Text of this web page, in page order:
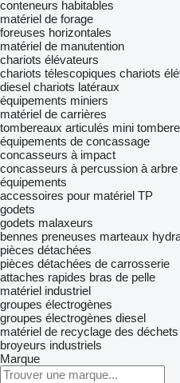
conteneurs habitables
matériel de forage
foreuses horizontales
matériel de manutention
chariots élévateurs
chariots télescopiques chariots
diesel chariots latéraux
équipements miniers
matériel de carrières
tombereaux articulés mini
équipements de concassage
concasseurs à impact
concasseurs à percussion à arbre
équipements
accessoires pour matériel TP
godets
godets malaxeurs
bennes preneuses marteaux
pièces détachées
pièces détachées de carrosserie
attaches rapides bras de pelle
matériel industriel
groupes électrogènes
groupes électrogènes diesel
matériel de recyclage des déchets
broyeurs industriels
Marque